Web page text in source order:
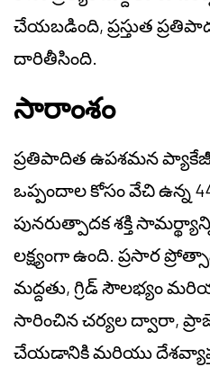
చేయబడింది, ప్రస్తుత
దారితీసింది.
సారాంశం
ప్రతిపాదిత ఉపశమన ప్యాకేజీ
ఒప్పందాల కోసం వేచి ఉన్న
పునరుత్పాదక శక్తి
లక్ష్యంగా ఉంది. ప్రసార
మద్దతు, గ్రిడ్ సౌలభ్యం
సారించిన చర్యల ద్వారా,
చేయడానికి మరియు